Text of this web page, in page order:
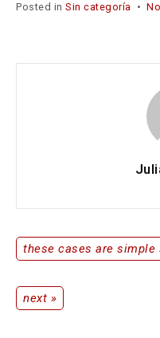
Posted in Sin categoría •
de
these cases are simple
next »